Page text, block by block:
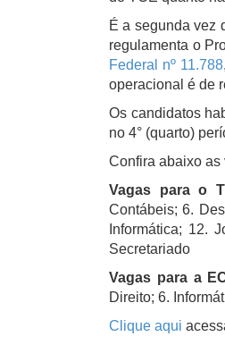
É a segunda vez
regulamenta o
Federal nº 11.788
operacional é de
Os candidatos
no 4° (quarto)
Confira abaixo as
Vagas para o
Contábeis; 6.
Informática; 12.
Secretariado
Vagas para a
Direito; 6.
Clique aqui